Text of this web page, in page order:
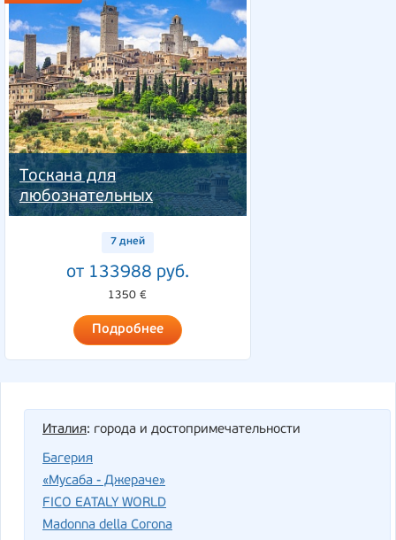
Тоскана для
любознательных
7 дней
от 133988 руб.
1350 €
Подробнее
Италия: города и достопримечательности
Багерия
«Мусаба - Джераче»
FICO EATALY WORLD
Madonna della Corona